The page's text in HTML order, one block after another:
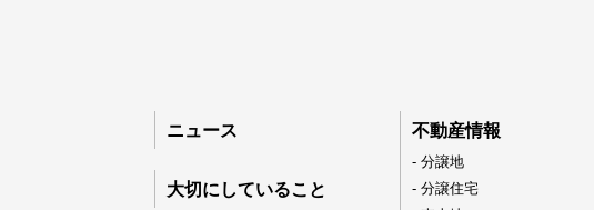
089-926-0303
ニュース
大切にしていること
不動産情報
- 分譲地
- 分譲住宅